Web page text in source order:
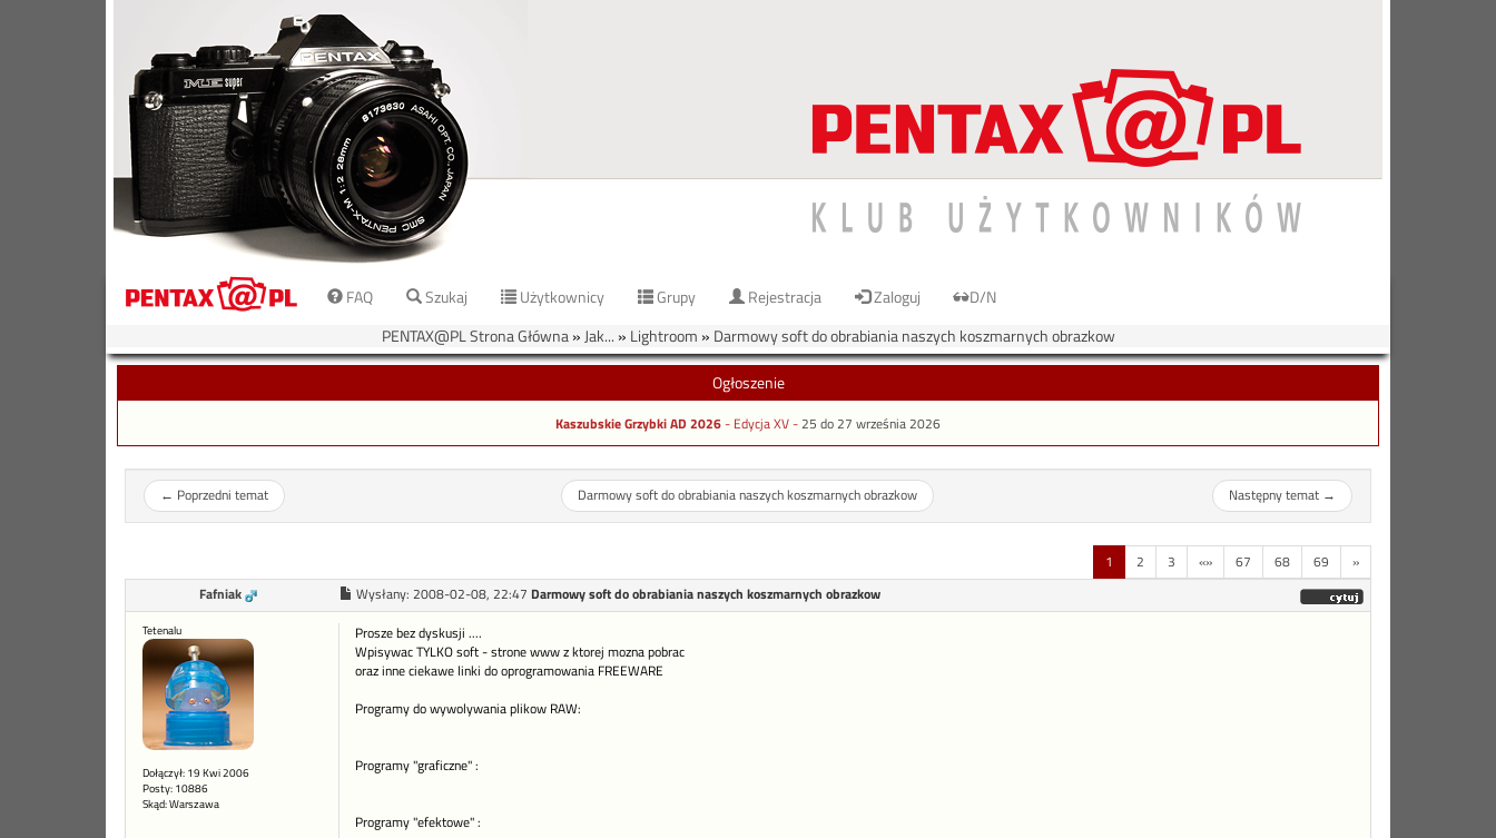
FAQ Szukaj Użytkownicy Grupy Rejestracja Zaloguj
D/N
PENTAX@PL Strona Główna» Jak... » Lightroom » Darmowy soft do obrabiania naszych koszmarnych obrazkow
Ogłoszenie
Kaszubskie Grzybki AD 2026- Edycja XV -25 do 27 września 2026
← Poprzedni temat Darmowy soft do obrabiania naszych koszmarnych obrazkow Następny temat→
1 2 3 «» 67 68 69 »
Fafniak Wysłany: 2008-02-08, 22:47 Darmowy soft do obrabiania naszych koszmarnych obrazkow
Tetenalu
Dołączył: 19 Kwi 2006
Posty: 10886
Skąd: Warszawa
Prosze bez dyskusji ....
Wpisywac TYLKO soft - strone www z ktorej mozna pobrac
oraz inne ciekawe linki do oprogramowania FREEWARE
Programy do wywolywania plikow RAW:
Programy "graficzne" :
Programy "efektowe" :